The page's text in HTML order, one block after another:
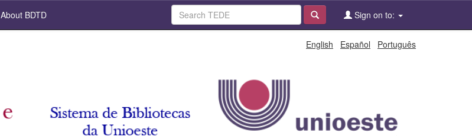
About BDTD Sign on to:
English Español Português